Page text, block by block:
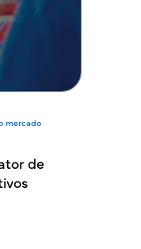
mercado
de